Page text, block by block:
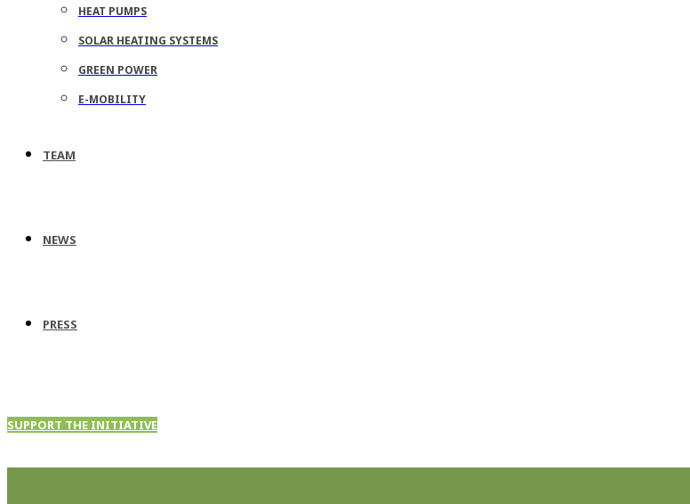
HEAT PUMPS
SOLAR HEATING SYSTEMS
GREEN POWER
E-MOBILITY
TEAM
NEWS
PRESS
SUPPORT THE INITIATIVE